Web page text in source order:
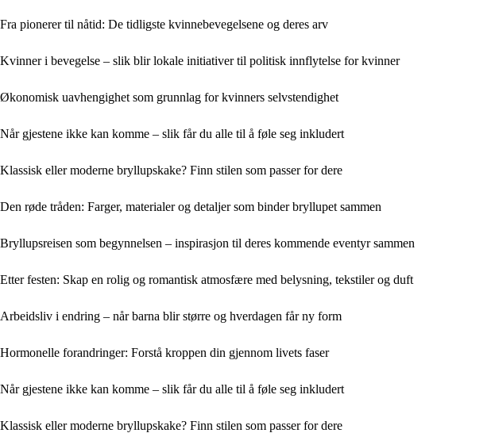
Fra pionerer til nåtid: De tidligste kvinnebevegelsene og deres arv
Kvinner i bevegelse – slik blir lokale initiativer til politisk innflytelse for kvinner
Økonomisk uavhengighet som grunnlag for kvinners selvstendighet
Når gjestene ikke kan komme – slik får du alle til å føle seg inkludert
Klassisk eller moderne bryllupskake? Finn stilen som passer for dere
Den røde tråden: Farger, materialer og detaljer som binder bryllupet sammen
Bryllupsreisen som begynnelsen – inspirasjon til deres kommende eventyr sammen
Etter festen: Skap en rolig og romantisk atmosfære med belysning, tekstiler og duft
Arbeidsliv i endring – når barna blir større og hverdagen får ny form
Hormonelle forandringer: Forstå kroppen din gjennom livets faser
Når gjestene ikke kan komme – slik får du alle til å føle seg inkludert
Klassisk eller moderne bryllupskake? Finn stilen som passer for dere